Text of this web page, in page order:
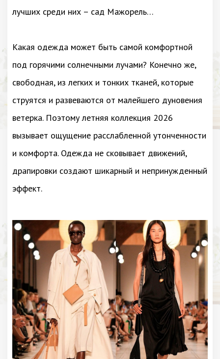
лучших среди них – сад Мажорель…
Какая одежда может быть самой комфортной
под горячими солнечными лучами? Конечно же,
свободная, из легких и тонких тканей, которые
струятся и развеваются от малейшего дуновения
ветерка. Поэтому летняя коллекция 2026
вызывает ощущение расслабленной утонченности
и комфорта. Одежда не сковывает движений,
драпировки создают шикарный и непринужденный
эффект.